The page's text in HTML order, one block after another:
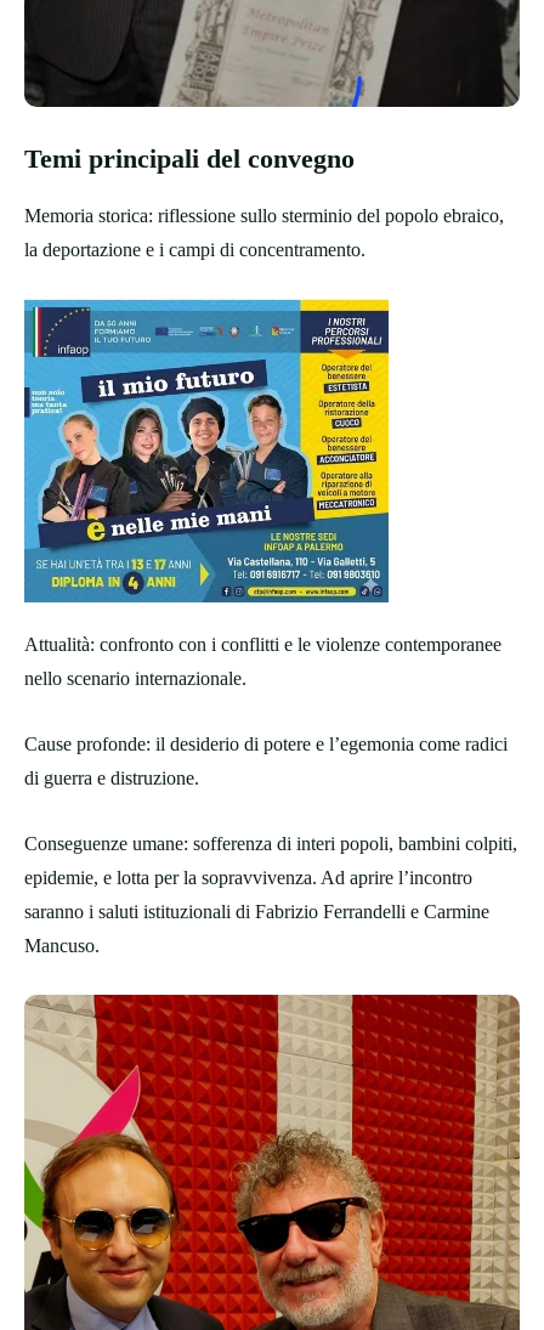
Temi principali del convegno
Memoria storica: riflessione sullo sterminio del popolo ebraico,
la deportazione e i campi di concentramento.
Attualità: confronto con i conflitti e le violenze contemporanee
nello scenario internazionale.
Cause profonde: il desiderio di potere e l’egemonia come radici
di guerra e distruzione.
Conseguenze umane: sofferenza di interi popoli, bambini colpiti,
epidemie, e lotta per la sopravvivenza. Ad aprire l’incontro
saranno i saluti istituzionali di Fabrizio Ferrandelli e Carmine
Mancuso.